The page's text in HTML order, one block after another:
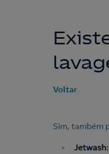
Voltar
Sim, também
Jetwash